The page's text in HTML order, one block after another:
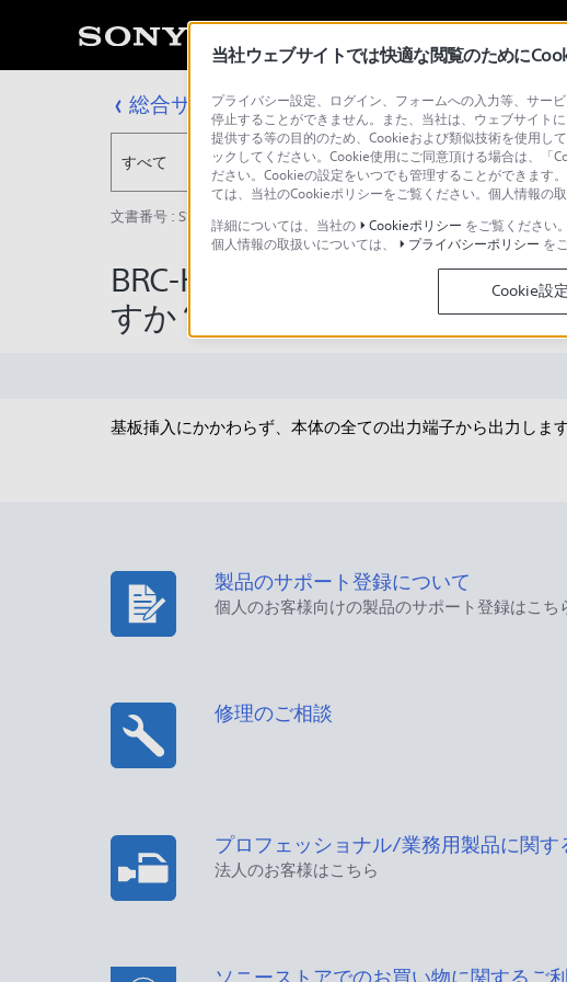
総合サポート・お問い合わせ
すべて
文書番号 : S1110278022154 / 最終更新日 : 2025/03/11
BRC-H900にオプション基板挿
すか？
基板挿入にかかわらず、本体の全ての出力端子から出力します
製品のサポート登録について
個人のお客様向けの製品のサポート登録はこち
修理のご相談
プロフェッショナル/業務用製品に関す
法人のお客様はこちら
ソニーストアでのお買い物に関するご
当社ウェブサイトでは快適な閲覧のために
プライバシー設定、ログイン、フォームへの入力等、サー
停止することができません。また、当社は、ウェブサイト
提供する等の目的のため、Cookieおよび類似技術を使用し
ックしてください。Cookie使用にご同意頂ける場合は、「
ださい。Cookieの設定をいつでも管理することができます
ては、当社のCookieポリシーをご覧ください。個人情報の
詳細については、当社の
Cookieポリシー をご覧ください。
個人情報の取扱いについては、
プライバシーポリシー を
Cookie設定